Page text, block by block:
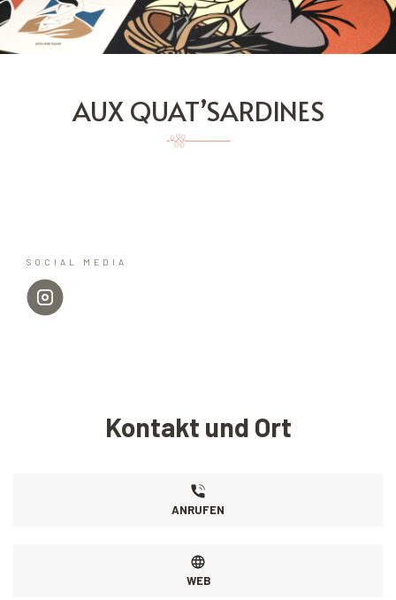
AUX QUAT’SARDINES
SOCIAL MEDIA
Kontakt und Ort
ANRUFEN
WEB